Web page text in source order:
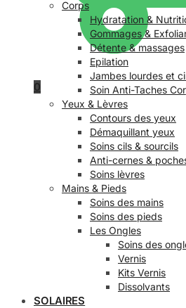
0
Corps
Hydratation &
Gommages &
Détente & massages
Epilation
Jambes lourdes et
Soin Anti-Taches
Yeux & Lèvres
Contours des yeux
Démaquillant yeux
Soins cils & sourcils
Anti-cernes &
Soins lèvres
Mains & Pieds
Soins des mains
Soins des pieds
Les Ongles
Soins des
Vernis
Kits Vernis
Dissolvants
SOLAIRES